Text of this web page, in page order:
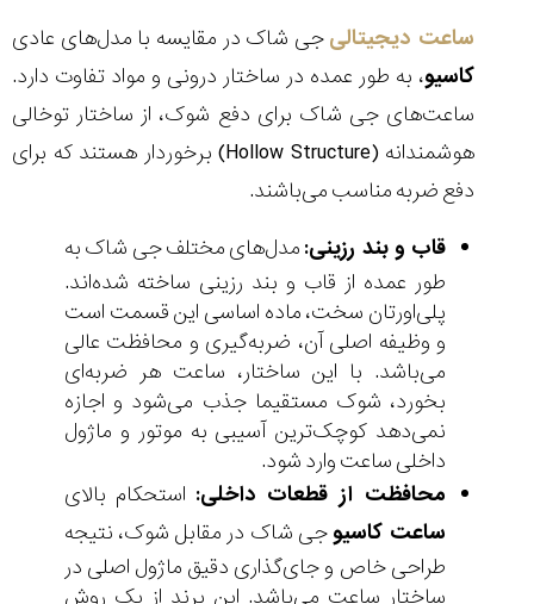
ساعت دیجیتالیجی شاک در مقایسه با مدل‌های عادی
کاسیو، به ‌طور عمده در ساختار درونی و مواد تفاوت دارد.
ساعت‌های جی شاک برای دفع شوک، از ساختار توخالی
هوشمندانه‌ (Hollow Structure) برخوردار هستند که برای
دفع ضربه مناسب می‌باشند.
قاب و بند رزینی:مدل‌های مختلف جی شاک به
طور عمده از قاب و بند رزینی ساخته شده‌اند.
پلی‌اورتان سخت، ماده‌ اساسی این قسمت است
و وظیفه‌ اصلی آن، ضربه‌گیری و محافظت عالی
می‌باشد. با این ساختار، ساعت هر ضربه‌ای
بخورد، شوک مستقیما جذب می‌شود و اجازه
نمی‌دهد کوچک‌ترین آسیبی به موتور و ماژول
داخلی ساعت وارد شود.
محافظت از قطعات داخلی: استحکام بالای
ساعت کاسیوجی شاک در مقابل شوک، نتیجه‌
طراحی خاص و جای‌گذاری دقیق ماژول اصلی در